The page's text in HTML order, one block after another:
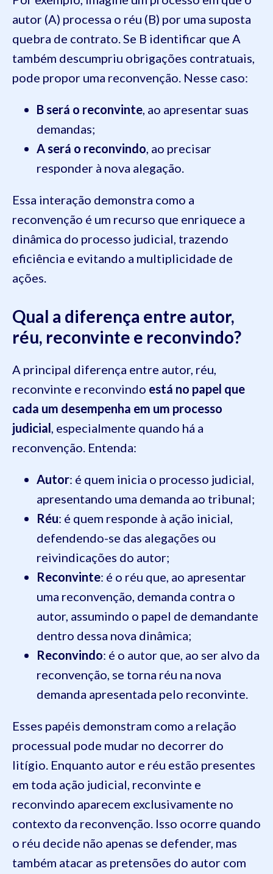
autor (A) processa o réu (B) por uma suposta
quebra de contrato. Se B identificar que A
também descumpriu obrigações contratuais,
pode propor uma reconvenção. Nesse caso:
B será o reconvinte , ao apresentar suas
demandas;
A será o reconvindo , ao precisar
responder à nova alegação.
Essa interação demonstra como a
reconvenção é um recurso que enriquece a
dinâmica do processo judicial, trazendo
eficiência e evitando a multiplicidade de
ações.
Qual a diferença entre autor,
réu, reconvinte e reconvindo?
A principal diferença entre autor, réu,
reconvinte e reconvindo está no papel que
cada um desempenha em um processo
judicial , especialmente quando há a
reconvenção. Entenda:
Autor: é quem inicia o processo judicial,
apresentando uma demanda ao tribunal;
Réu: é quem responde à ação inicial,
defendendo-se das alegações ou
reivindicações do autor;
Reconvinte: é o réu que, ao apresentar
uma reconvenção, demanda contra o
autor, assumindo o papel de demandante
dentro dessa nova dinâmica;
Reconvindo: é o autor que, ao ser alvo da
reconvenção, se torna réu na nova
demanda apresentada pelo reconvinte.
Esses papéis demonstram como a relação
processual pode mudar no decorrer do
litígio. Enquanto autor e réu estão presentes
em toda ação judicial, reconvinte e
reconvindo aparecem exclusivamente no
contexto da reconvenção. Isso ocorre quando
o réu decide não apenas se defender, mas
também atacar as pretensões do autor com